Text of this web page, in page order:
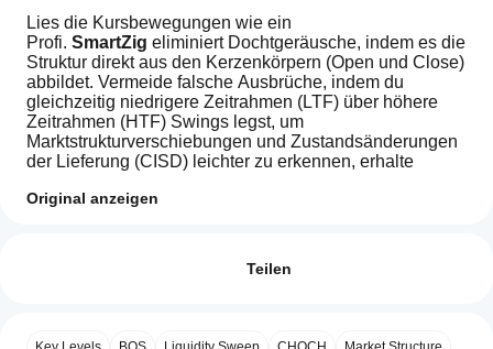
Lies die Kursbewegungen wie ein
Profi. SmartZig eliminiert Dochtgeräusche, indem es die
Struktur direkt aus den Kerzenkörpern (Open und Close)
abbildet. Vermeide falsche Ausbrüche, indem du
gleichzeitig niedrigere Zeitrahmen (LTF) über höhere
Zeitrahmen (HTF) Swings legst, um
Marktstrukturverschiebungen und Zustandsänderungen
der Lieferung (CISD) leichter zu erkennen, erhalte
indem du dich auf Open und Close statt auf Dochte
WARUM AUF SMARTZIG UPGRADEN?
Original anzeigen
visualization
nach der
Teilen